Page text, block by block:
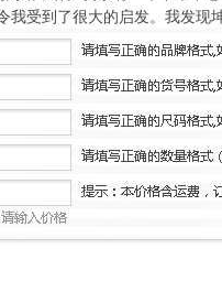
我受到了很大的启发。我发现